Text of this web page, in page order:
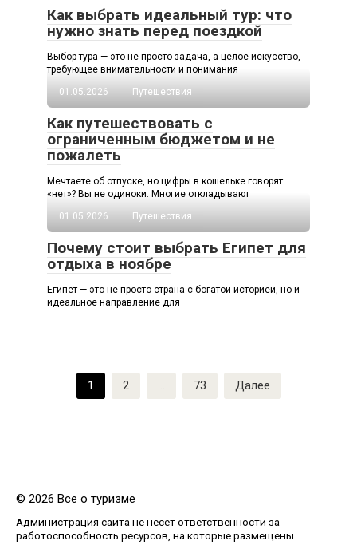
Как выбрать идеальный тур: что
нужно знать перед поездкой
Выбор тура — это не просто задача, а целое искусство,
требующее внимательности и понимания
01.05.2026
Путешествия
Как путешествовать с
ограниченным бюджетом и не
пожалеть
Мечтаете об отпуске, но цифры в кошельке говорят
«нет»? Вы не одиноки. Многие откладывают
01.05.2026
Путешествия
Почему стоит выбрать Египет для
отдыха в ноябре
Египет — это не просто страна с богатой историей, но и
идеальное направление для
1 2 … 73 Далее
© 2026 Все о туризме
Администрация сайта не несет ответственности за
работоспособность ресурсов, на которые размещены